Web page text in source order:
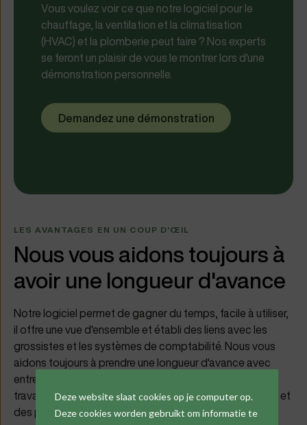
Deze website slaat cookies op je computer op.
Deze cookies worden gebruikt om informatie te
Vous voulez voir ce que notre logiciel pour le
chauffage, la ventilation et la climatisation
(HVAC) et la plomberie peut faire ? Nos experts
se feront un plaisir de vous le montrer lors d'une
démonstration personnelle.
Demandez une démonstration
LES AVANTAGES EN UN COUP D'ŒIL
Nous vous aidons toujours à
avoir une longueur d'avance
Notre logiciel permet de gagner du temps, facile à utiliser,
il offre une vue d'ensemble et établi des liens avec les
grossistes et les systèmes de comptabilité. Nous vous
aidons toujours à prendre une longueur d'avance avec
entre autres, des devis clairs et corrects, des ordres de
travail numériques dans l'atelier, une maintenance ciblée et
des projets rentables.